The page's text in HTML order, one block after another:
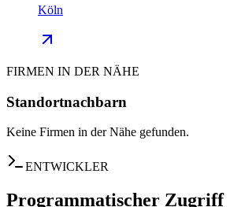
Köln
FIRMEN IN DER NÄHE
Standortnachbarn
Keine Firmen in der Nähe gefunden.
ENTWICKLER
Programmatischer Zugriff